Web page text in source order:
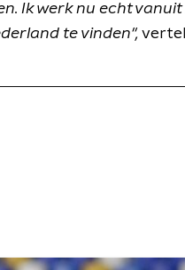
Ik werk nu echt
te vinden",